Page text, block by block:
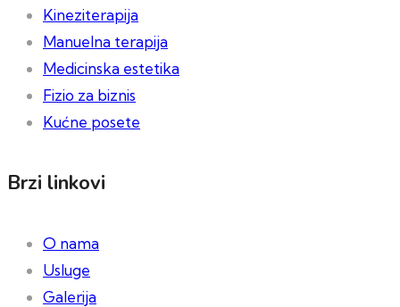
Kineziterapija
Manuelna terapija
Medicinska estetika
Fizio za biznis
Kućne posete
Brzi linkovi
O nama
Usluge
Galerija